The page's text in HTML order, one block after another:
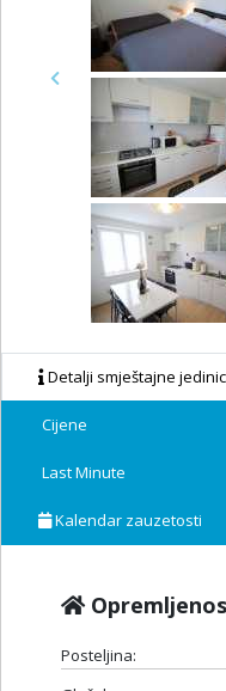
Previous
Detalji smještajne
Cijene
Last Minute
Kalendar zauzetosti
Posteljina: